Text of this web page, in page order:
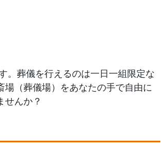
。葬儀を行えるのは一日一組限定な
（葬儀場）をあなたの手で自由に
せんか？